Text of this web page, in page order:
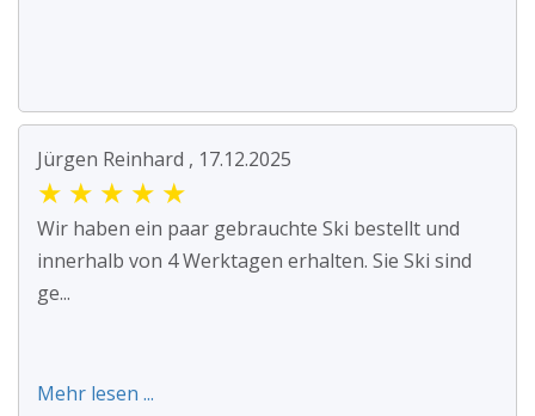
Jürgen Reinhard , 17.12.2025
★ ★ ★ ★ ★
Wir haben ein paar gebrauchte Ski bestellt und
innerhalb von 4 Werktagen erhalten. Sie Ski sind
ge...
Mehr lesen ...